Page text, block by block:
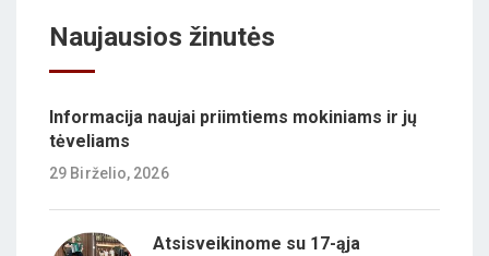
Naujausios žinutės
Informacija naujai priimtiems mokiniams ir jų
tėveliams
29 Birželio, 2026
Atsisveikinome su 17-ąja